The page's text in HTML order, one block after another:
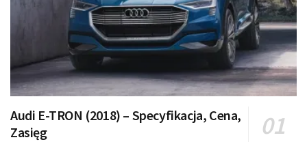
Audi E-TRON (2018) – Specyfikacja, Cena,
Zasięg